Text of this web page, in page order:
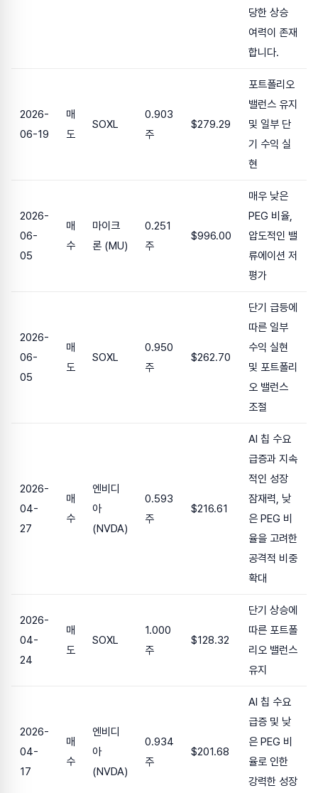
당한 상승
여력이 존재
합니다.
2026-
06-19
매
도
SOXL
0.903
주
$279.29
포트폴리오
밸런스 유지
및 일부 단
기 수익 실
현
2026-
06-
05
매
수
마이크
론 (MU)
0.251
주
$996.00
매우 낮은
PEG 비율,
압도적인 밸
류에이션 저
평가
2026-
06-
05
매
도
SOXL
0.950
주
$262.70
단기 급등에
따른 일부
수익 실현
및 포트폴리
오 밸런스
조절
2026-
04-
27
매
수
엔비디
아
(NVDA)
0.593
주
$216.61
AI 칩 수요
급증과 지속
적인 성장
잠재력, 낮
은 PEG 비
율을 고려한
공격적 비중
확대
2026-
04-
24
매
도
SOXL
1.000
주
$128.32
단기 상승에
따른 포트폴
리오 밸런스
유지
2026-
04-
17
매
수
엔비디
아
(NVDA)
0.934
주
$201.68
AI 칩 수요
급증 및 낮
은 PEG 비
율로 인한
강력한 성장